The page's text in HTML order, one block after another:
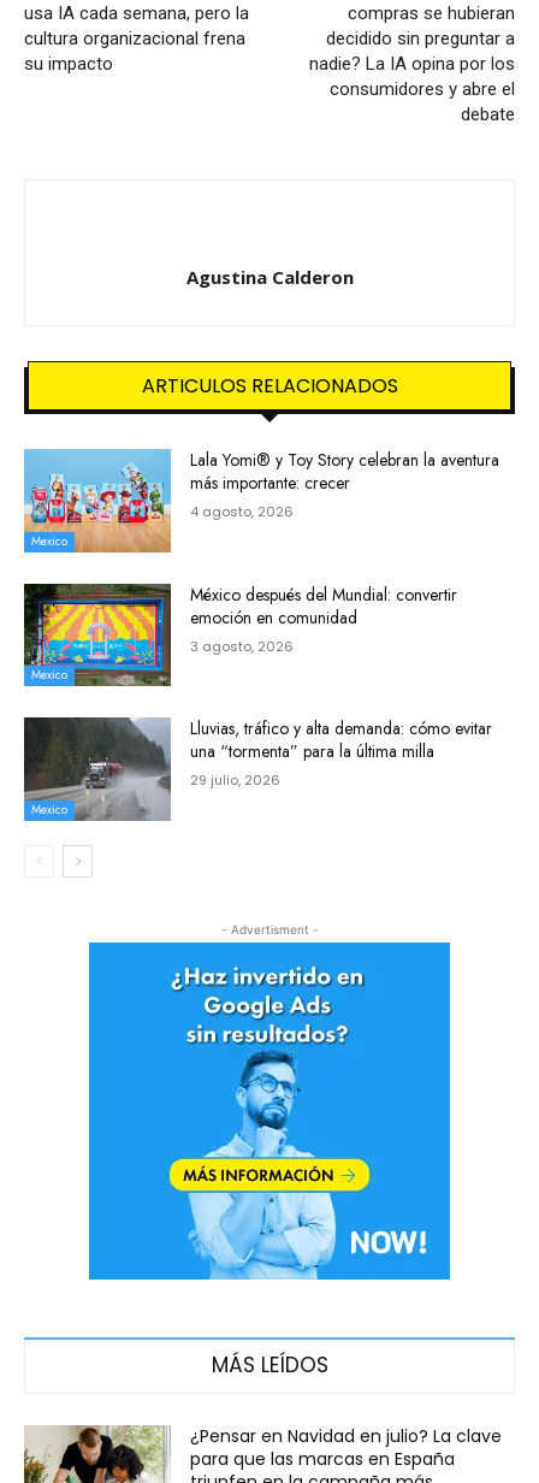
usa IA cada semana, pero la
cultura organizacional frena
su impacto
compras se hubieran
decidido sin preguntar a
nadie? La IA opina por los
consumidores y abre el
debate
Agustina Calderon
ARTICULOS RELACIONADOS
Mexico
Lala Yomi® y Toy Story celebran la aventura
más importante: crecer
4 agosto, 2026
Mexico
México después del Mundial: convertir
emoción en comunidad
3 agosto, 2026
Mexico
Lluvias, tráfico y alta demanda: cómo evitar
una “tormenta” para la última milla
29 julio, 2026
- Advertisment -
MÁS LEÍDOS
¿Pensar en Navidad en julio? La clave
para que las marcas en España